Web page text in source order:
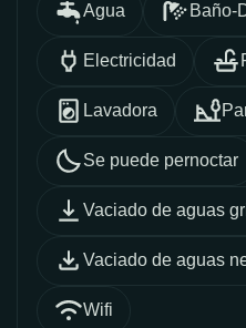
Agua Baño-
Electricidad
Lavadora
Se puede pernoctar
Vaciado de aguas
Vaciado de aguas
Wifi